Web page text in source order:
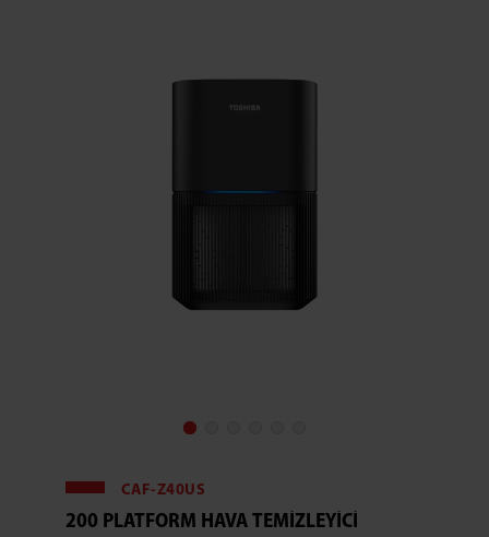
CAF-Z40US
200 PLATFORM HAVA TEMIZLEYICI